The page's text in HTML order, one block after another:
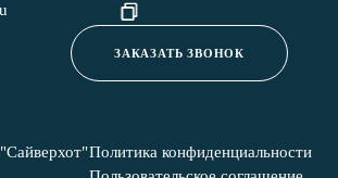
ЗАКАЗАТЬ ЗВОНОК
Политика конфиденциальности